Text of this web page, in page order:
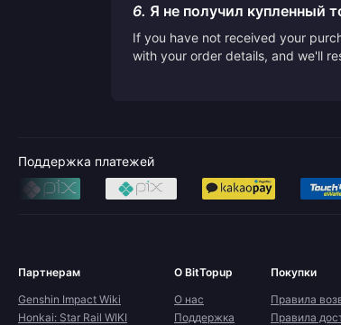
6. Я не получил купленный
If you have not received your
with your order details, and we'll
Поддержка платежей
Партнерам
Genshin Impact Wiki
Honkai: Star Rail WIKI
О BitTopup
О нас
Поддержка
Покупки
Правила
Правила